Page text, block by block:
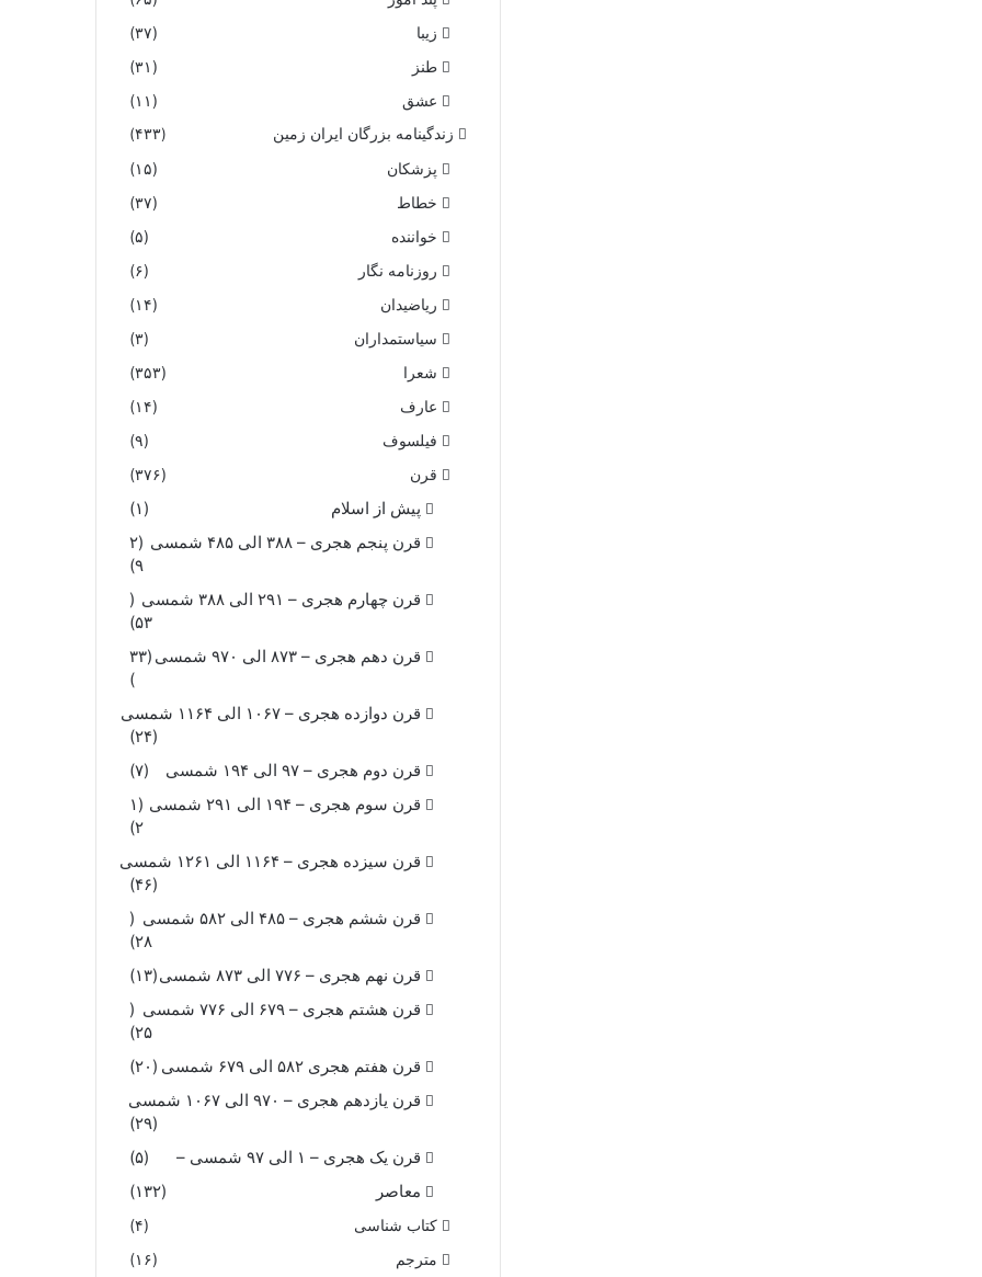
زیبا
(۳۷)
طنز
(۳۱)
عشق
(۱۱)
زندگینامه بزرگان ایران زمین (۴۳۳)
پزشکان
(۱۵)
خطاط
(۳۷)
خواننده
(۵)
روزنامه نگار
(۶)
ریاضیدان
(۱۴)
سیاستمداران
(۳)
شعرا
(۳۵۳)
عارف
(۱۴)
فیلسوف
(۹)
قرن
(۳۷۶)
پیش از اسلام
(۱)
قرن پنجم هجری – ۳۸۸ الی ۴۸۵ شمسی
(۲
۹)
قرن چهارم هجری – ۲۹۱ الی ۳۸۸ شمسی
(
۵۳)
قرن دهم هجری – ۸۷۳ الی ۹۷۰ شمسی
(۳۳
)
قرن دوازده هجری – ۱۰۶۷ الی ۱۱۶۴ شمسی
(۲۴)
قرن دوم هجری – ۹۷ الی ۱۹۴ شمسی
(۷)
قرن سوم هجری – ۱۹۴ الی ۲۹۱ شمسی
(۱
۲)
قرن سیزده هجری – ۱۱۶۴ الی ۱۲۶۱ شمسی
(۴۶)
قرن ششم هجری – ۴۸۵ الی ۵۸۲ شمسی
(
۲۸)
قرن نهم هجری – ۷۷۶ الی ۸۷۳ شمسی
(۱۳)
قرن هشتم هجری – ۶۷۹ الی ۷۷۶ شمسی
(
۲۵)
قرن هفتم هجری ۵۸۲ الی ۶۷۹ شمسی
(۲۰)
قرن یازدهم هجری – ۹۷۰ الی ۱۰۶۷ شمسی
(۲۹)
قرن یک هجری – ۱ الی ۹۷ شمسی –
(۵)
معاصر
(۱۳۲)
کتاب شناسی
(۴)
مترجم
(۱۶)